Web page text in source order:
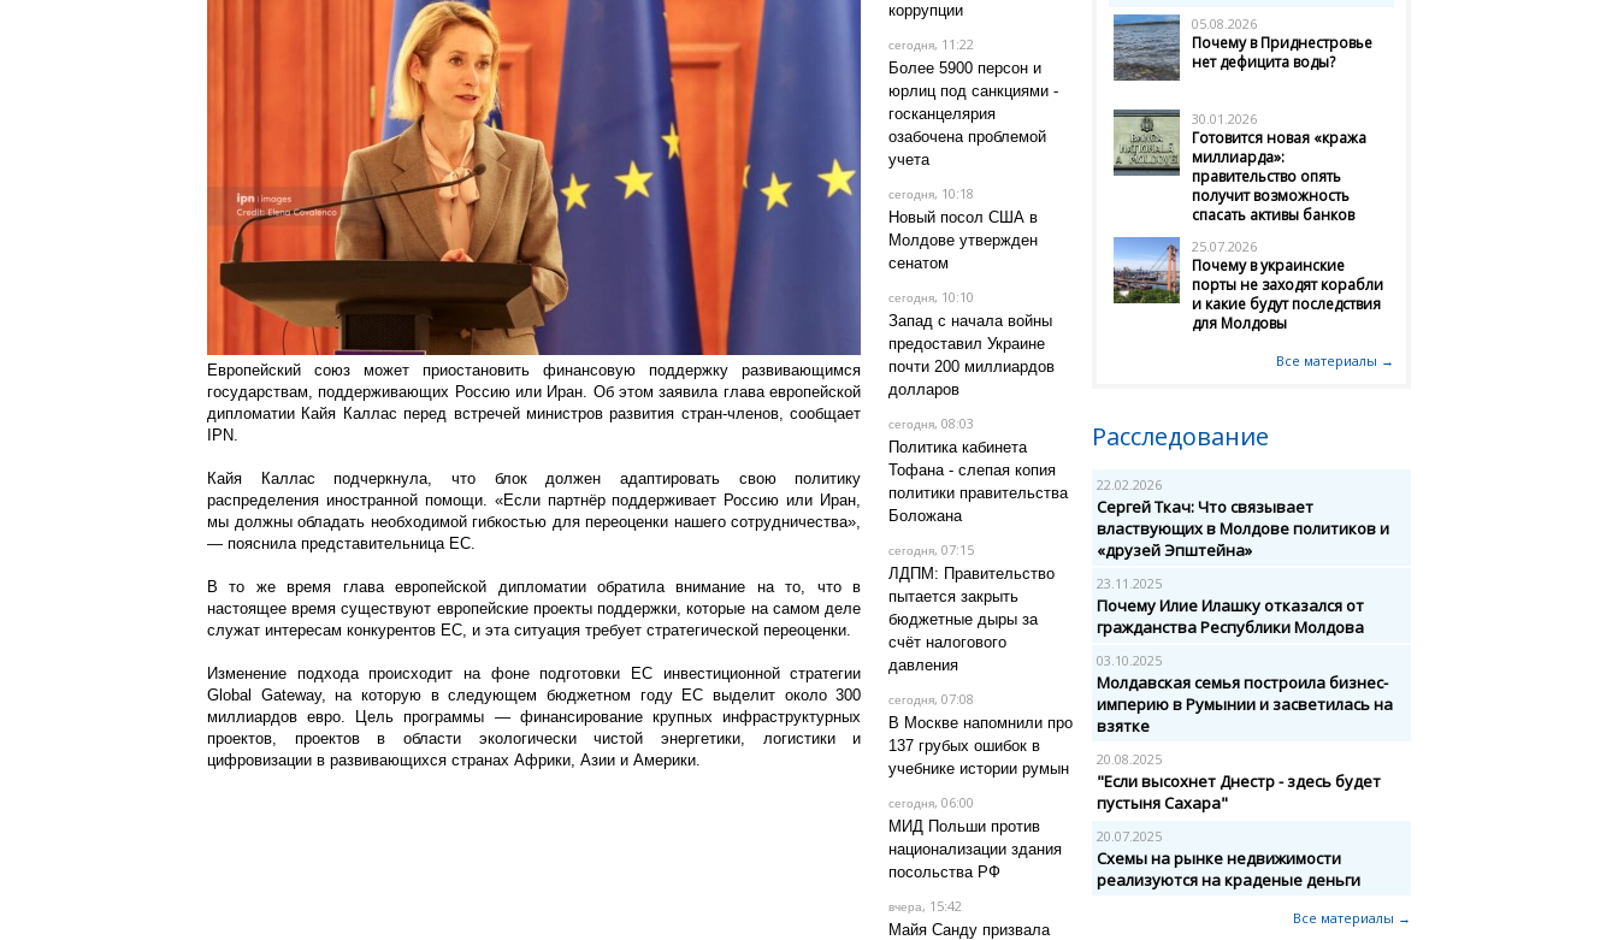
Европейский союз может приостановить финансовую поддержку развивающимся
государствам, поддерживающих Россию или Иран. Об этом заявила глава европейской
дипломатии Кайя Каллас перед встречей министров развития стран-членов, сообщает
IPN.
Кайя Каллас подчеркнула, что блок должен адаптировать свою политику
распределения иностранной помощи. «Если партнёр поддерживает Россию или Иран,
мы должны обладать необходимой гибкостью для переоценки нашего сотрудничества»,
— пояснила представительница ЕС.
В то же время глава европейской дипломатии обратила внимание на то, что в
настоящее время существуют европейские проекты поддержки, которые на самом деле
служат интересам конкурентов ЕС, и эта ситуация требует стратегической переоценки.
Изменение подхода происходит на фоне подготовки ЕС инвестиционной стратегии
Global Gateway, на которую в следующем бюджетном году ЕС выделит около 300
миллиардов евро. Цель программы — финансирование крупных инфраструктурных
проектов, проектов в области экологически чистой энергетики, логистики и
цифровизации в развивающихся странах Африки, Азии и Америки.
коррупции
сегодня, 11:22
Более 5900 персон и
юрлиц под санкциями -
госканцелярия
озабочена проблемой
учета
сегодня, 10:18
Новый посол США в
Молдове утвержден
сенатом
сегодня, 10:10
Запад с начала войны
предоставил Украине
почти 200 миллиардов
долларов
сегодня, 08:03
Политика кабинета
Тофана - слепая копия
политики правительства
Боложана
сегодня, 07:15
ЛДПМ: Правительство
пытается закрыть
бюджетные дыры за
счёт налогового
давления
сегодня, 07:08
В Москве напомнили про
137 грубых ошибок в
учебнике истории румын
сегодня, 06:00
МИД Польши против
национализации здания
посольства РФ
вчера, 15:42
Майя Санду призвала
05.08.2026
Почему в Приднестровье
нет дефицита воды?
30.01.2026
Готовится новая «кража
миллиарда»:
правительство опять
получит возможность
спасать активы банков
25.07.2026
Почему в украинские
порты не заходят корабли
и какие будут последствия
для Молдовы
Все материалы →
Расследование
22.02.2026
Сергей Ткач: Что связывает
властвующих в Молдове политиков и
«друзей Эпштейна»
23.11.2025
Почему Илие Илашку отказался от
гражданства Республики Молдова
03.10.2025
Молдавская семья построила бизнес-
империю в Румынии и засветилась на
взятке
20.08.2025
"Если высохнет Днестр - здесь будет
пустыня Сахара"
20.07.2025
Схемы на рынке недвижимости
реализуются на краденые деньги
Все материалы →